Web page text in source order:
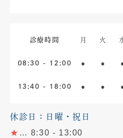
診療時間 月 火
08:30 - 12:00 ● ●
13:40 - 18:00 ● ●
休診日：日曜・祝日
★ … 8:30 - 13:00